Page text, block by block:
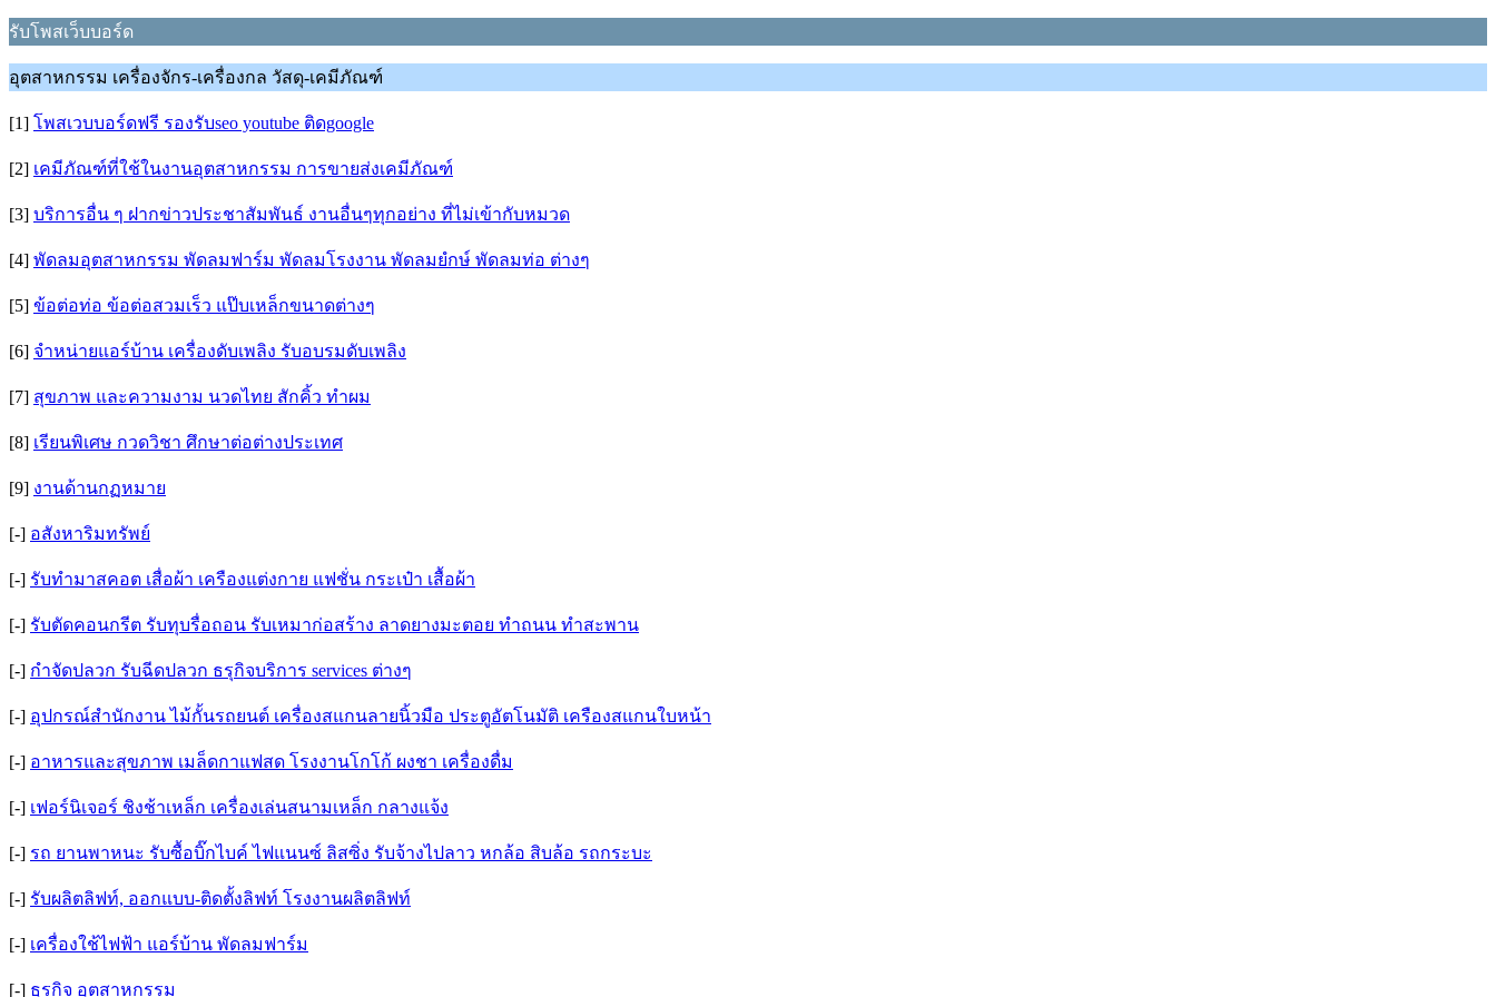
รับโพสเว็บบอร์ด
อุตสาหกรรม เครื่องจักร-เครื่องกล วัสดุ-เคมีภัณฑ์
[1] โพสเวบบอร์ดฟรี รองรับseo youtube ติดgoogle
[2] เคมีภัณฑ์ที่ใช้ในงานอุตสาหกรรม การขายส่งเคมีภัณฑ์
[3] บริการอื่น ๆ ฝากข่าวประชาสัมพันธ์ งานอื่นๆทุกอย่าง ที่ไม่เข้ากับหมวด
[4] พัดลมอุตสาหกรรม พัดลมฟาร์ม พัดลมโรงงาน พัดลมยํกษ์ พัดลมท่อ ต่างๆ
[5] ข้อต่อท่อ ข้อต่อสวมเร็ว แป๊บเหล็กขนาดต่างๆ
[6] จำหน่ายแอร์บ้าน เครื่องดับเพลิง รับอบรมดับเพลิง
[7] สุขภาพ และความงาม นวดไทย สักคิ้ว ทำผม
[8] เรียนพิเศษ กวดวิชา ศึกษาต่อต่างประเทศ
[9] งานด้านกฏหมาย
[-] อสังหาริมทรัพย์
[-] รับทำมาสคอต เสื่อผ้า เครืองแต่งกาย แฟชั่น กระเป๋า เสื้อผ้า
[-] รับตัดคอนกรีต รับทุบรื่อถอน รับเหมาก่อสร้าง ลาดยางมะตอย ทำถนน ทำสะพาน
[-] กำจัดปลวก รับฉีดปลวก ธรุกิจบริการ services ต่างๆ
[-] อุปกรณ์สำนักงาน ไม้กั้นรถยนต์ เครื่องสแกนลายนิ้วมือ ประตูอัตโนมัติ เครืองสแกนใบหน้า
[-] อาหารและสุขภาพ เมล็ดกาแฟสด โรงงานโกโก้ ผงชา เครื่องดื่ม
[-] เฟอร์นิเจอร์ ชิงช้าเหล็ก เครื่องเล่นสนามเหล็ก กลางแจ้ง
[-] รถ ยานพาหนะ รับซื้อบิ๊กไบค์ ไฟแนนซ์ ลิสซิ่ง รับจ้างไปลาว หกล้อ สิบล้อ รถกระบะ
[-] รับผลิตลิฟท์, ออกแบบ-ติดตั้งลิฟท์ โรงงานผลิตลิฟท์
[-] เครื่องใช้ไฟฟ้า แอร์บ้าน พัดลมฟาร์ม
[-] ธุรกิจ อุตสาหกรรม